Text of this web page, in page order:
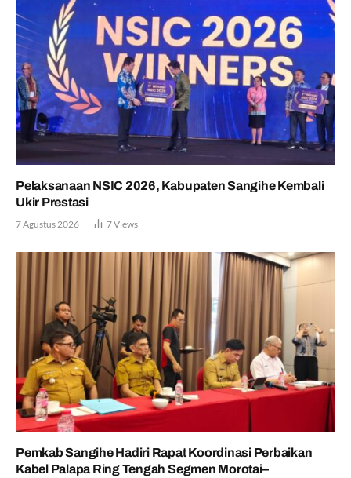
Pelaksanaan NSIC 2026, Kabupaten Sangihe Kembali
Ukir Prestasi
7 Agustus 2026 7Views
Pemkab Sangihe Hadiri Rapat Koordinasi Perbaikan
Kabel Palapa Ring Tengah Segmen Morotai–